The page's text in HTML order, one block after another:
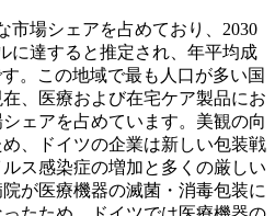
市場シェアを占めており、2030
に達すると推定され、年平均成
。この地域で最も人口が多い国
、医療および在宅ケア製品にお
ェアを占めています。美観の向
め、ドイツの企業は新しい包装戦
ス感染症の増加と多くの厳しい
が医療機器の滅菌・消毒包装に